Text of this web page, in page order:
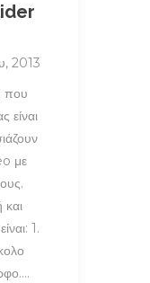
2013
που
είναι
με
1.